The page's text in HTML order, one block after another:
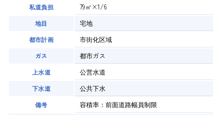
私道負担 79㎡×1/6
地目 宅地
都市計画 市街化区域
ガス 都市ガス
上水道 公営水道
下水道 公共下水
備考 容積率：前面道路幅員制限